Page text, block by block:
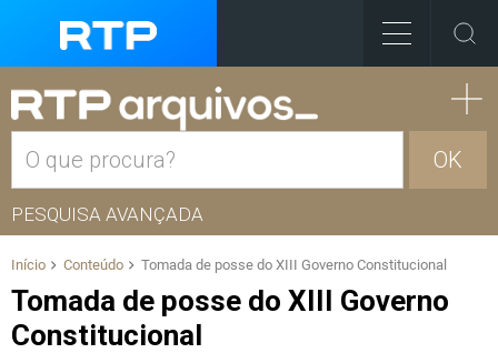
OK
PESQUISA AVANÇADA
Início Conteúdo Tomada de posse do XIII Governo Constitucional
Tomada de posse do XIII Governo
Constitucional